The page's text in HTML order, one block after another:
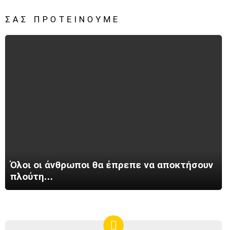
ΣΑΣ ΠΡΟΤΕΊΝΟΥΜΕ
Όλοι οι άνθρωποι θα έπρεπε να αποκτήσουν
πλούτη…